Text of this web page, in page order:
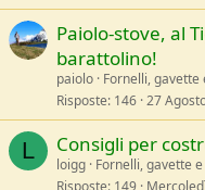
Paiolo-stove, al
barattolino!
paiolo Fornelli, gavette
Risposte 146 27
L Consigli per
loigg Fornelli, gavette
Risposte 149